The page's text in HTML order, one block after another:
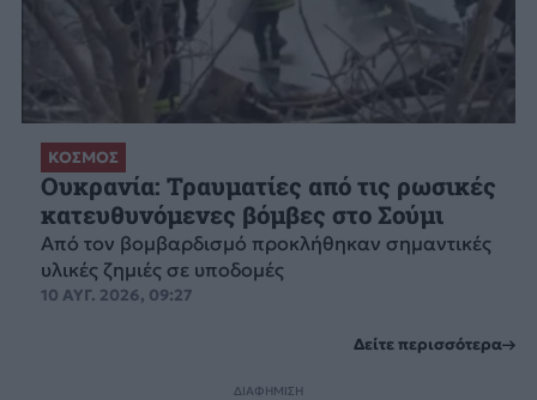
ΚΟΣΜΟΣ
Ουκρανία: Τραυματίες από τις ρωσικές
κατευθυνόμενες βόμβες στο Σούμι
Από τον βομβαρδισμό προκλήθηκαν σημαντικές
υλικές ζημιές σε υποδομές
10 ΑΥΓ. 2026, 09:27
Δείτε περισσότερα
ΔΙΑΦΗΜΙΣΗ